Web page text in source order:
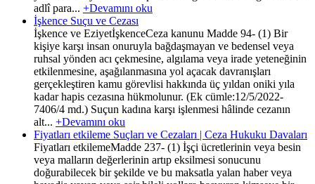
adlî para... +Devamını oku
İşkence Suçu ve Cezası
İşkence ve EziyetİşkenceCeza kanunu Madde 94- (1) Bir
kişiye karşı insan onuruyla bağdaşmayan ve bedensel veya
ruhsal yönden acı çekmesine, algılama veya irade yeteneğinin
etkilenmesine, aşağılanmasına yol açacak davranışları
gerçekleştiren kamu görevlisi hakkında üç yıldan oniki yıla
kadar hapis cezasına hükmolunur. (Ek cümle:12/5/2022-
7406/4 md.) Suçun kadına karşı işlenmesi hâlinde cezanın
alt... +Devamını oku
Fiyatları etkileme Suçları ve Cezaları | Ceza Hukuku Davaları
Fiyatları etkilemeMadde 237- (1) İşçi ücretlerinin veya besin
veya malların değerlerinin artıp eksilmesi sonucunu
doğurabilecek bir şekilde ve bu maksatla yalan haber veya